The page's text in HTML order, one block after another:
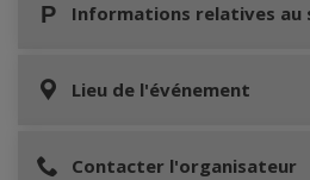
Informations relatives au
Lieu de l'événement
Contacter l'organisateur